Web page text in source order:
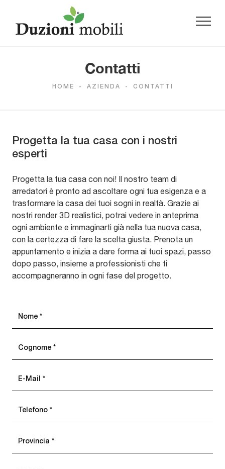
Contatti
HOME - AZIENDA - CONTATTI
Progetta la tua casa con i nostri
esperti
Progetta la tua casa con noi! Il nostro team di
arredatori è pronto ad ascoltare ogni tua esigenza e a
trasformare la casa dei tuoi sogni in realtà. Grazie ai
nostri render 3D realistici, potrai vedere in anteprima
ogni ambiente e immaginarti già nella tua nuova casa,
con la certezza di fare la scelta giusta. Prenota un
appuntamento e inizia a dare forma ai tuoi spazi, passo
dopo passo, insieme a professionisti che ti
accompagneranno in ogni fase del progetto.